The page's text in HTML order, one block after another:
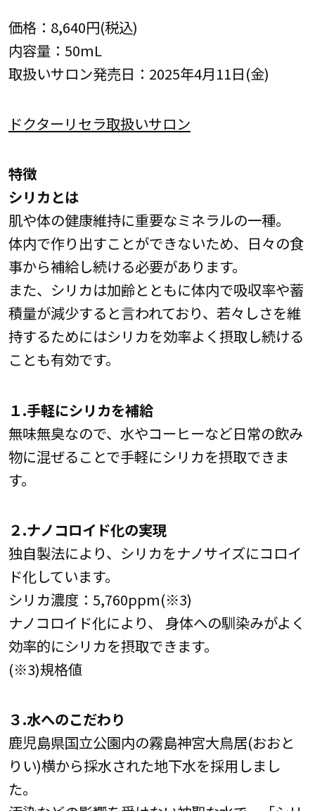
価格：8,640円(税込)
内容量：50mL
取扱いサロン発売日：2025年4月11日(金)
ドクターリセラ取扱いサロン
特徴
シリカとは
肌や体の健康維持に重要なミネラルの一種。
体内で作り出すことができないため、日々の食
事から補給し続ける必要があります。
また、シリカは加齢とともに体内で吸収率や蓄
積量が減少すると言われており、若々しさを維
持するためにはシリカを効率よく摂取し続ける
ことも有効です。
１.手軽にシリカを補給
無味無臭なので、水やコーヒーなど日常の飲み
物に混ぜることで手軽にシリカを摂取できま
す。
２.ナノコロイド化の実現
独自製法により、シリカをナノサイズにコロイ
ド化しています。
シリカ濃度：5,760ppm(※3)
ナノコロイド化により、 身体への馴染みがよく
効率的にシリカを摂取できます。
(※3)規格値
３.水へのこだわり
鹿児島県国立公園内の霧島神宮大鳥居(おおと
りい)横から採水された地下水を採用しまし
た。